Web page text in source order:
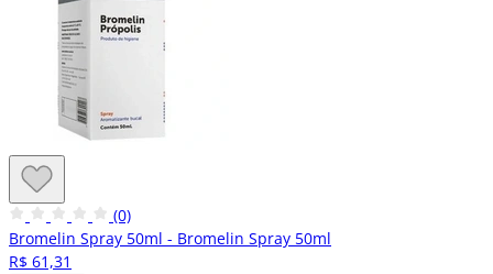
(0)
Bromelin Spray 50ml - Bromelin Spray 50ml
R$ 61,31